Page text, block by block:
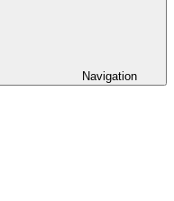
Navigation